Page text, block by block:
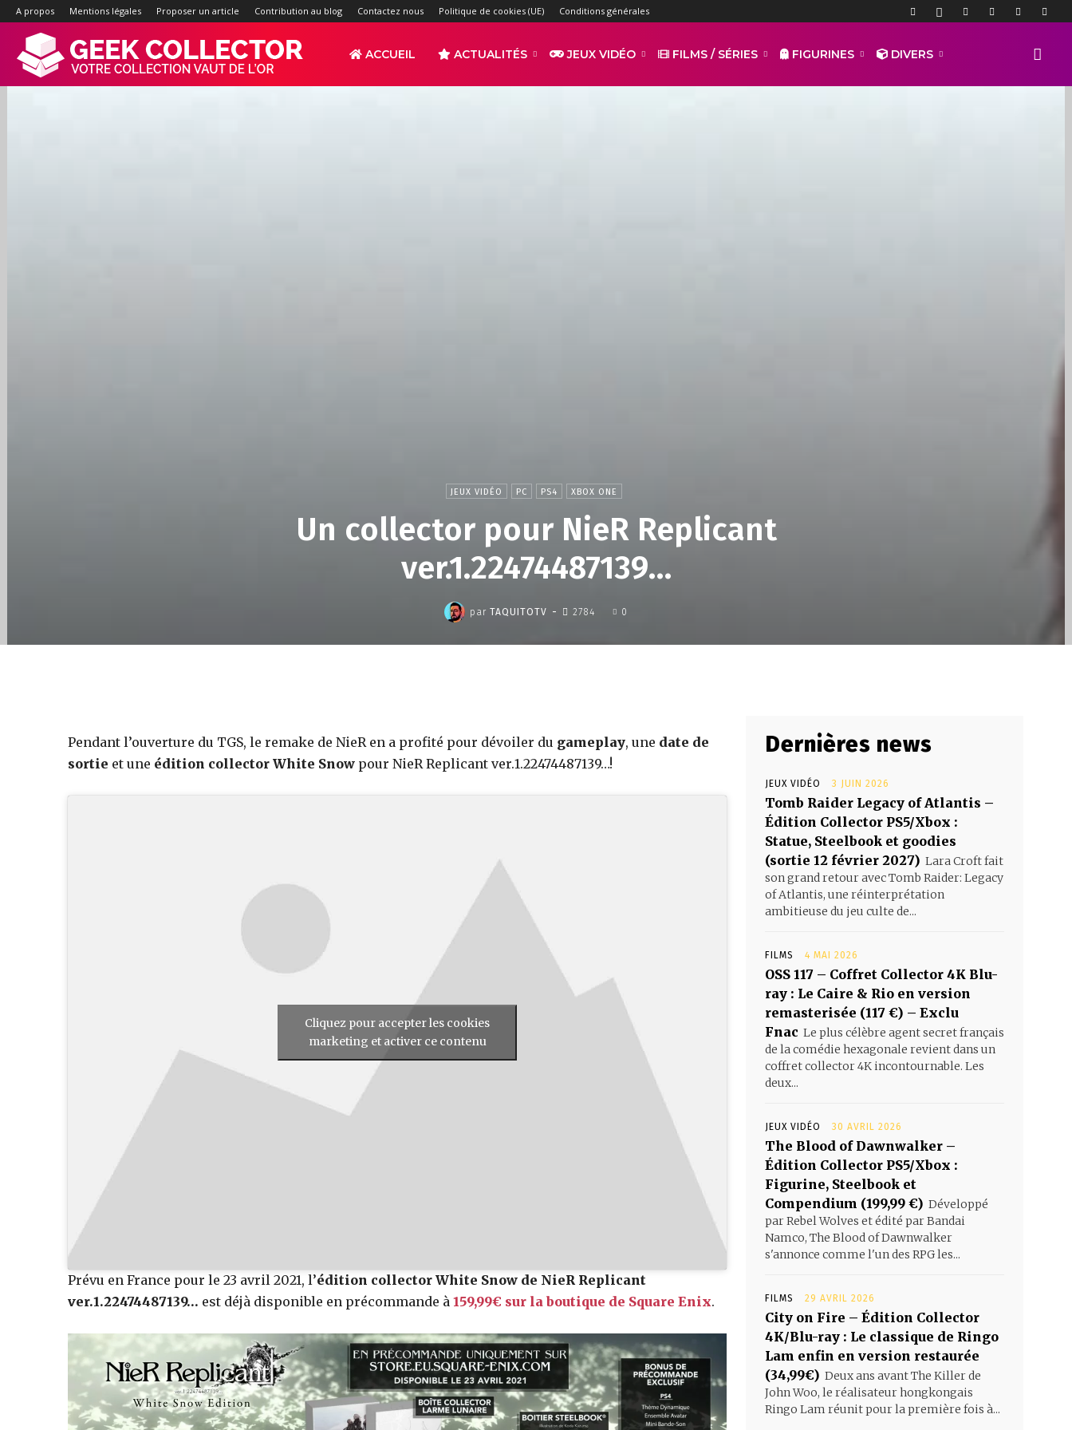
A propos Mentions légales Proposer un article Contribution au blog Contactez nous Politique de cookies (UE) Conditions générales
jeux
série
ACCUEIL ACTUALITÉS JEUX VIDÉO FILMS / SÉRIES FIGURINES DIVERS
JEUX VIDÉO PC PS4 XBOX ONE
Un collector pour NieR Replicant
ver.1.22474487139…
par TAQUITOTV - 2784 0
Pendant l’ouverture du TGS, le remake de NieR en a profité pour dévoiler du gameplay, une date de
sortie et une édition collector White Snow pour NieR Replicant ver.1.22474487139…!
Cliquez pour accepter les cookies
marketing et activer ce contenu
Prévu en France pour le 23 avril 2021, l’édition collector White Snow de NieR Replicant
ver.1.22474487139… est déjà disponible en précommande à 159,99€ sur la boutique de Square Enix.
Dernières news
JEUX VIDÉO 3 JUIN 2026
Tomb Raider Legacy of Atlantis –
Édition Collector PS5/Xbox :
Statue, Steelbook et goodies
(sortie 12 février 2027) Lara Croft fait
son grand retour avec Tomb Raider: Legacy
of Atlantis, une réinterprétation
ambitieuse du jeu culte de...
FILMS 4 MAI 2026
OSS 117 – Coffret Collector 4K Blu-
ray : Le Caire & Rio en version
remasterisée (117 €) – Exclu
Fnac Le plus célèbre agent secret français
de la comédie hexagonale revient dans un
coffret collector 4K incontournable. Les
deux...
JEUX VIDÉO 30 AVRIL 2026
The Blood of Dawnwalker –
Édition Collector PS5/Xbox :
Figurine, Steelbook et
Compendium (199,99 €) Développé
par Rebel Wolves et édité par Bandai
Namco, The Blood of Dawnwalker
s'annonce comme l'un des RPG les...
FILMS 29 AVRIL 2026
City on Fire – Édition Collector
4K/Blu-ray : Le classique de Ringo
Lam enfin en version restaurée
(34,99€) Deux ans avant The Killer de
John Woo, le réalisateur hongkongais
Ringo Lam réunit pour la première fois à...